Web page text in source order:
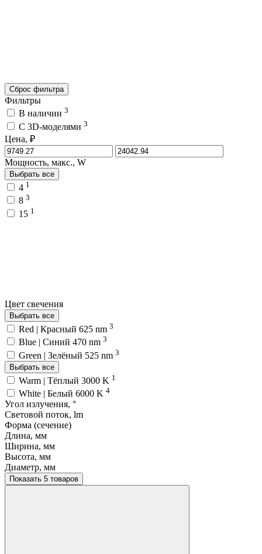
Сброс фильтра
Фильтры
В наличии 3
C 3D-моделями 3
Цена, ₽
Мощность, макс., W
Выбрать все
4 1
8 3
15 1
Цвет свечения
Выбрать все
Red | Красный 625 nm 3
Blue | Синий 470 nm 3
Green | Зелёный 525 nm 3
Выбрать все
Warm | Тёплый 3000 K 1
White | Белый 6000 K 4
Угол излучения, °
Световой поток, lm
Форма (сечение)
Длина, мм
Ширина, мм
Высота, мм
Диаметр, мм
Показать 5 товаров